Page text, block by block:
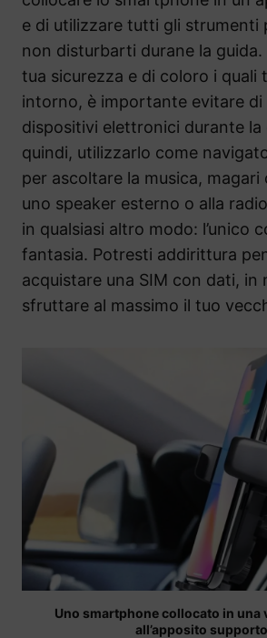
e di utilizzare tutti gli strumenti
non disturbarti durane la
tua sicurezza e di coloro i quali
intorno, è importante evitare di
dispositivi elettronici durante la
quindi, utilizzarlo come
per ascoltare la musica, magari
uno speaker esterno o alla
in qualsiasi altro modo: l’unico
fantasia. Potresti addirittura
acquistare una SIM con dati, in
sfruttare al massimo il tuo
Uno smartphone collocato in una
all’apposito